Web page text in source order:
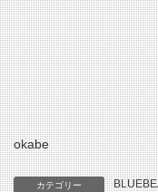
okabe
カテゴリー